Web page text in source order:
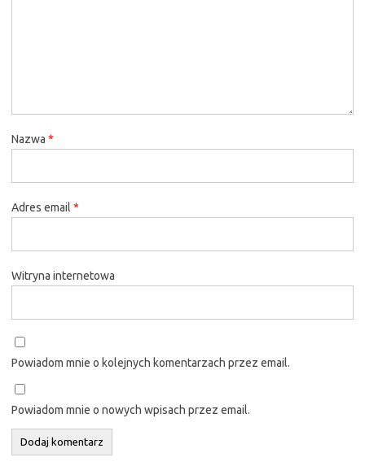
Nazwa *
Adres email *
Witryna internetowa
Powiadom mnie o kolejnych komentarzach przez email.
Powiadom mnie o nowych wpisach przez email.